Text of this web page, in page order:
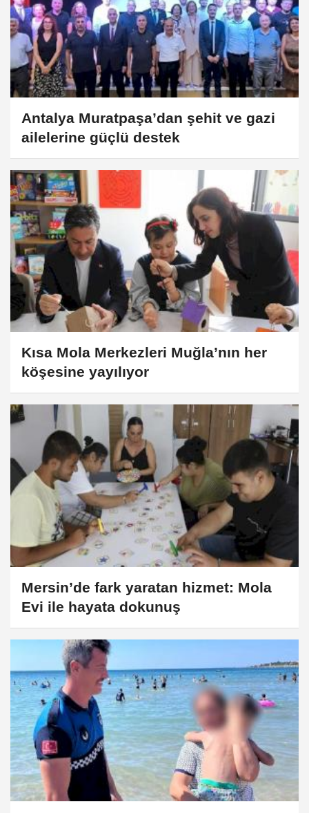
Antalya Muratpaşa’dan şehit ve gazi
ailelerine güçlü destek
Kısa Mola Merkezleri Muğla’nın her
köşesine yayılıyor
Mersin’de fark yaratan hizmet: Mola
Evi ile hayata dokunuş